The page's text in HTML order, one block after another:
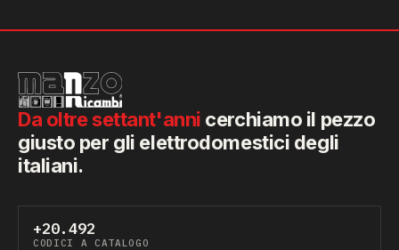
Da oltre settant'anni cerchiamo il pezzo
giusto per gli elettrodomestici degli
italiani.
+20.492
CODICI A CATALOGO